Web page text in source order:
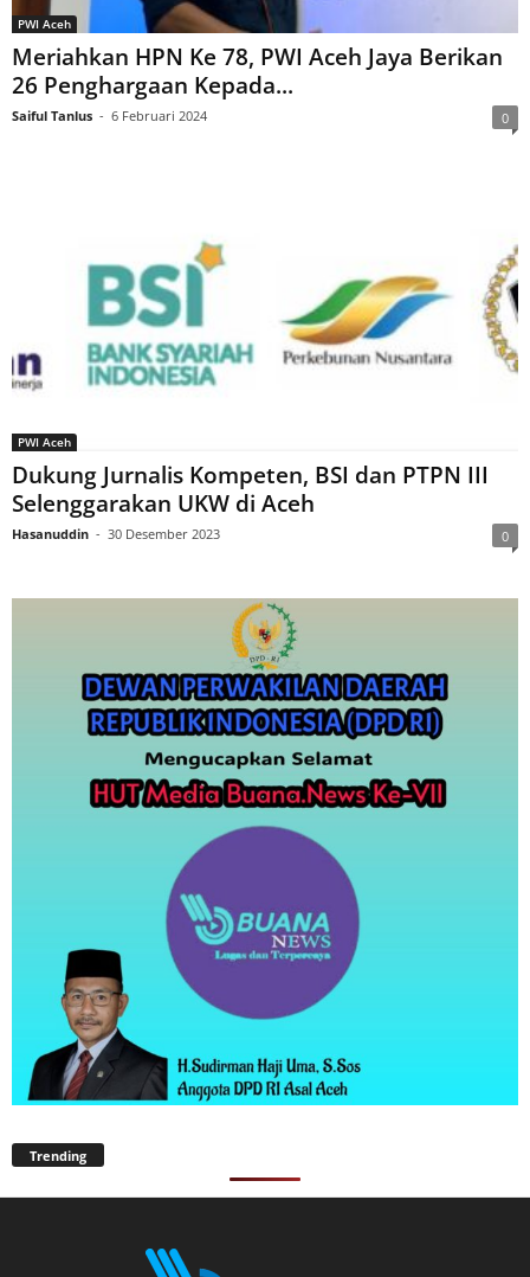
PWI Aceh
Meriahkan HPN Ke 78, PWI Aceh Jaya Berikan
26 Penghargaan Kepada...
Saiful Tanlus - 6 Februari 2024 0
PWI Aceh
Dukung Jurnalis Kompeten, BSI dan PTPN III
Selenggarakan UKW di Aceh
Hasanuddin - 30 Desember 2023 0
Trending